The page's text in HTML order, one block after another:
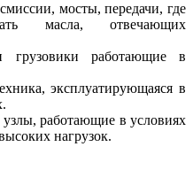
мосты, передачи, где
масла, отвечающих
грузовики работающие в
эксплуатирующаяся в
работающие в условиях
нагрузок.